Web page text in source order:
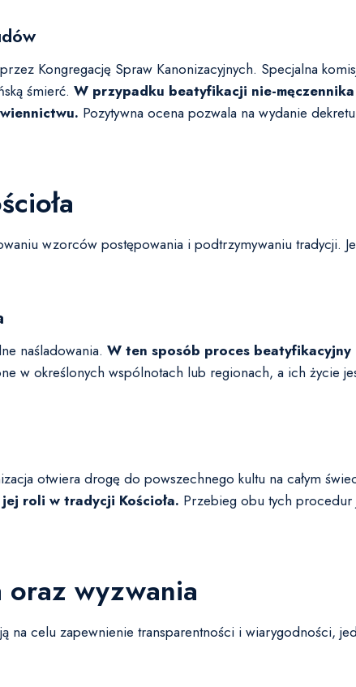
Kongregację Spraw Kanonizacyjnych. Specjalna
śmierć. W przypadku beatyfikacji nie-
Pozytywna ocena pozwala na wydanie
wzorców postępowania i podtrzymywaniu tradycji.
naśladowania. W ten sposób proces beatyfikacyjny
w określonych wspólnotach lub regionach, a ich życie
otwiera drogę do powszechnego kultu na całym
roli w tradycji Kościoła. Przebieg obu tych procedur
wyzwania
na celu zapewnienie transparentności i wiarygodności,